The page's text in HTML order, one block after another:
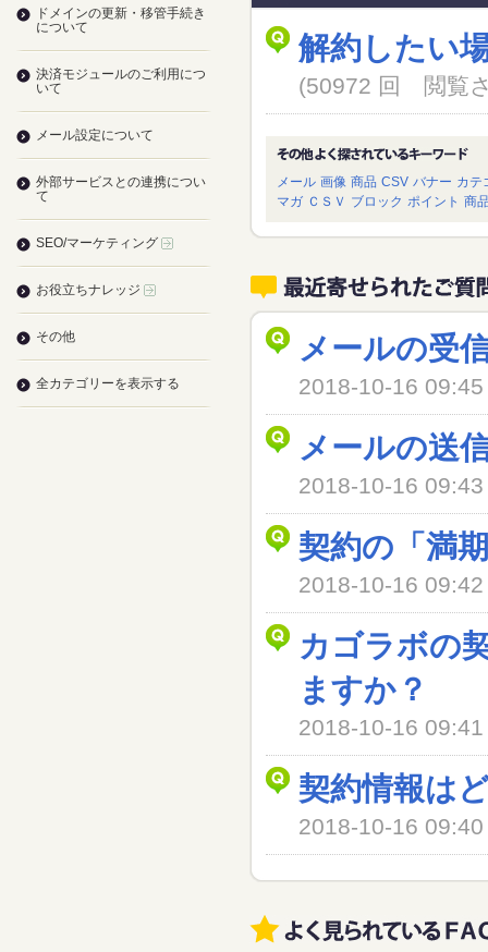
解約したい
(50972 回 閲覧
メール 画像 商品 CSV バナー カテ
マガ ＣＳＶ ブロック ポイント 商
メールの受
2018-10-16
メールの送
2018-10-16
契約の「満
2018-10-16
カゴラボの
ますか？
2018-10-16
契約情報は
2018-10-16
ドメインの更新・移管手続き
について
決済モジュールのご利用につ
いて
メール設定について
外部サービスとの連携につい
て
SEO/マーケティング
お役立ちナレッジ
その他
全カテゴリーを表示する